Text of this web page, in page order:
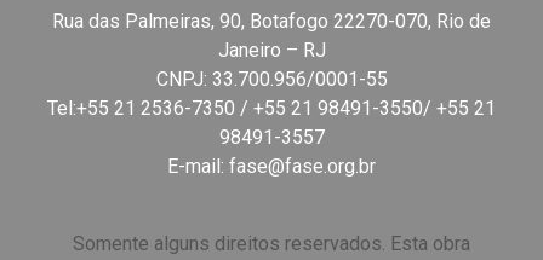
Rua das Palmeiras, 90, Botafogo 22270-070, Rio de
Janeiro – RJ
CNPJ: 33.700.956/0001-55
Tel:+55 21 2536-7350 / +55 21 98491-3550/ +55 21
98491-3557
E-mail: fase@fase.org.br
Somente alguns direitos reservados. Esta obra